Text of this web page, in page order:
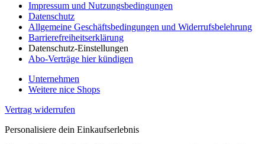
Impressum und Nutzungsbedingungen
Datenschutz
Allgemeine Geschäftsbedingungen und Widerrufsbelehrung
Barrierefreiheitserklärung
Datenschutz-Einstellungen
Abo-Verträge hier kündigen
Unternehmen
Weitere nice Shops
Vertrag widerrufen
Personalisiere dein Einkaufserlebnis